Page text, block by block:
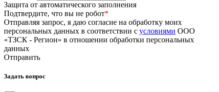
Защита от автоматического заполнения
Подтвердите, что вы не робот*
Отправляя запрос, я даю согласие на обработку моих
персональных данных в соответствии с условиями ООО
«ТЗСК - Регион» в отношении обработки персональных
данных
Отправить
Задать вопрос